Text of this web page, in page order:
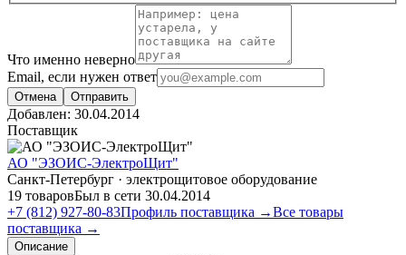
Что именно неверно
Email, если нужен ответ
Отмена Отправить
Добавлен: 30.04.2014
Поставщик
АО "ЭЗОИС-ЭлектроЩит"
Санкт-Петербург · электрощитовое оборудование
19 товаровБыл в сети 30.04.2014
+7 (812) 927-80-83Профиль поставщика →Все товары
поставщика →
Описание